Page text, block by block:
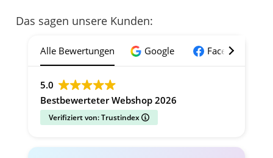
Das sagen unsere Kunden:
Alle Bewertungen Google Facebook
5.0
Bestbewerteter Webshop 2026
Verifiziert von: Trustindex